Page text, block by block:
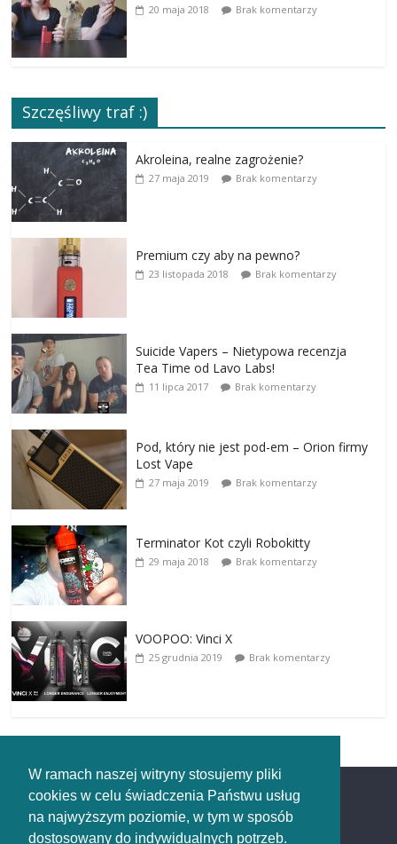
W ramach naszej witryny stosujemy pliki
cookies w celu świadczenia Państwu usług
na najwyższym poziomie, w tym w sposób
dostosowany do indywidualnych potrzeb.
20 maja 2018 Brak komentarzy
Szczęśliwy traf :)
Akroleina, realne zagrożenie?
27 maja 2019 Brak komentarzy
Premium czy aby na pewno?
23 listopada 2018 Brak komentarzy
Suicide Vapers – Nietypowa recenzja
Tea Time od Lavo Labs!
11 lipca 2017 Brak komentarzy
Pod, który nie jest pod-em – Orion firmy
Lost Vape
27 maja 2019 Brak komentarzy
Terminator Kot czyli Robokitty
29 maja 2018 Brak komentarzy
VOOPOO: Vinci X
25 grudnia 2019 Brak komentarzy
Redakcja